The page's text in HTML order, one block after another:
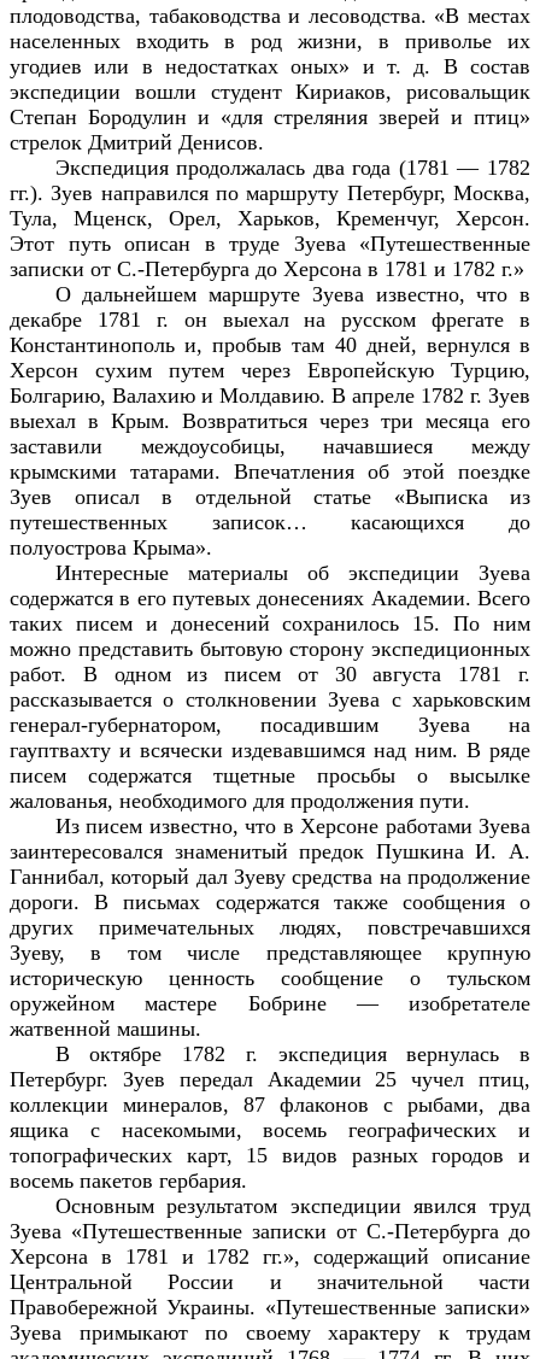
плодоводства, табаководства и лесоводства. «В местах
населенных входить в род жизни, в приволье их
угодиев или в недостатках оных» и т. д. В состав
экспедиции вошли студент Кириаков, рисовальщик
Степан Бородулин и «для стреляния зверей и птиц»
стрелок Дмитрий Денисов.
Экспедиция продолжалась два года (1781 — 1782
гг.). Зуев направился по маршруту Петербург, Москва,
Тула, Мценск, Орел, Харьков, Кременчуг, Херсон.
Этот путь описан в труде Зуева «Путешественные
записки от С.-Петербурга до Херсона в 1781 и 1782 г.»
О дальнейшем маршруте Зуева известно, что в
декабре 1781 г. он выехал на русском фрегате в
Константинополь и, пробыв там 40 дней, вернулся в
Херсон сухим путем через Европейскую Турцию,
Болгарию, Валахию и Молдавию. В апреле 1782 г. Зуев
выехал в Крым. Возвратиться через три месяца его
заставили междоусобицы, начавшиеся между
крымскими татарами. Впечатления об этой поездке
Зуев описал в отдельной статье «Выписка из
путешественных записок… касающихся до
полуострова Крыма».
Интересные материалы об экспедиции Зуева
содержатся в его путевых донесениях Академии. Всего
таких писем и донесений сохранилось 15. По ним
можно представить бытовую сторону экспедиционных
работ. В одном из писем от 30 августа 1781 г.
рассказывается о столкновении Зуева с харьковским
генерал-губернатором, посадившим Зуева на
гауптвахту и всячески издевавшимся над ним. В ряде
писем содержатся тщетные просьбы о высылке
жалованья, необходимого для продолжения пути.
Из писем известно, что в Херсоне работами Зуева
заинтересовался знаменитый предок Пушкина И. А.
Ганнибал, который дал Зуеву средства на продолжение
дороги. В письмах содержатся также сообщения о
других примечательных людях, повстречавшихся
Зуеву, в том числе представляющее крупную
историческую ценность сообщение о тульском
оружейном мастере Бобрине — изобретателе
жатвенной машины.
В октябре 1782 г. экспедиция вернулась в
Петербург. Зуев передал Академии 25 чучел птиц,
коллекции минералов, 87 флаконов с рыбами, два
ящика с насекомыми, восемь географических и
топографических карт, 15 видов разных городов и
восемь пакетов гербария.
Основным результатом экспедиции явился труд
Зуева «Путешественные записки от С.-Петербурга до
Херсона в 1781 и 1782 гг.», содержащий описание
Центральной России и значительной части
Правобережной Украины. «Путешественные записки»
Зуева примыкают по своему характеру к трудам